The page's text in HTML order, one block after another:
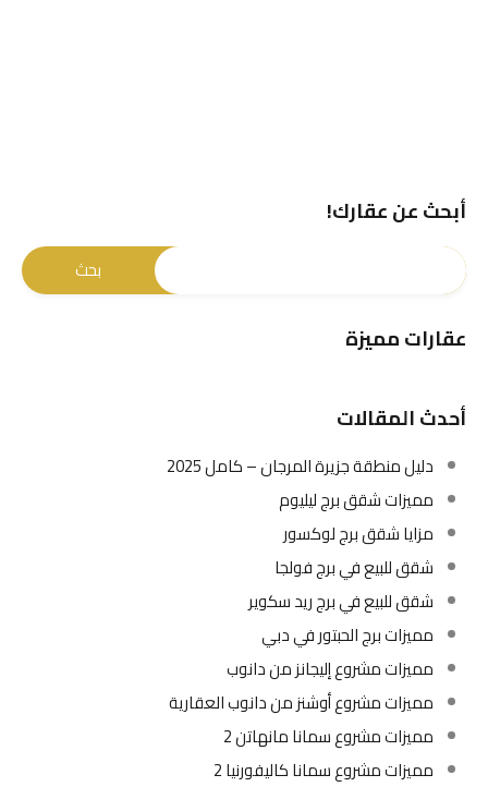
أبحث عن عقارك!
عقارات مميزة
أحدث المقالات
دليل منطقة جزيرة المرجان – كامل 2025
مميزات شقق برج ليليوم
مزايا شقق برج لوكسور
شقق للبيع في برج فولجا
شقق للبيع في برج ريد سكوير
مميزات برج الحبتور في دبي
مميزات مشروع إليجانز من دانوب
مميزات مشروع أوشنز من دانوب العقارية
مميزات مشروع سمانا مانهاتن 2
مميزات مشروع سمانا كاليفورنيا 2